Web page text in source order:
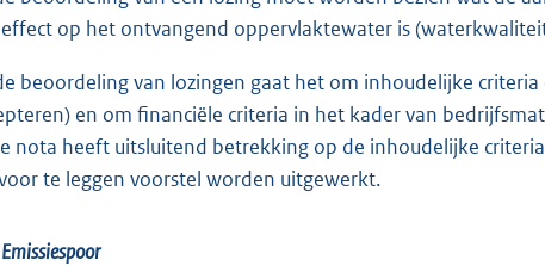
op het ontvangend oppervlaktewater is
beoordeling van lozingen gaat het om inhoudelijke
en om financiële criteria in het kader van
nota heeft uitsluitend betrekking op de inhoudelijke
te leggen voorstel worden uitgewerkt.